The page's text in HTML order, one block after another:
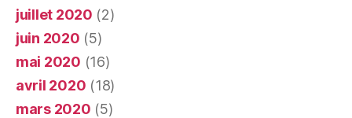
juillet 2020 (2)
juin 2020 (5)
mai 2020 (16)
avril 2020 (18)
mars 2020 (5)